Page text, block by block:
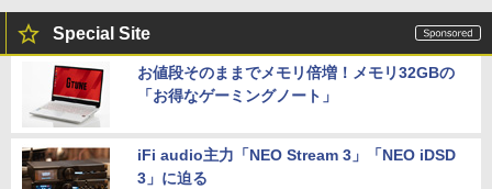
Special Site
お値段そのままでメモリ倍増！メモリ32GBの
「お得なゲーミングノート」
iFi audio主力「NEO Stream 3」「NEO iDSD
3」に迫る